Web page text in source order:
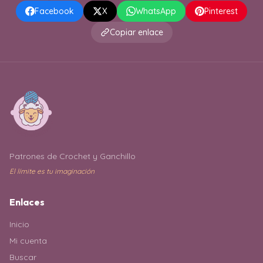
Facebook X WhatsApp
Pinterest
Copiar enlace
Patrones de Crochet y Ganchillo
El límite es tu imaginación
Enlaces
Inicio
Mi cuenta
Buscar